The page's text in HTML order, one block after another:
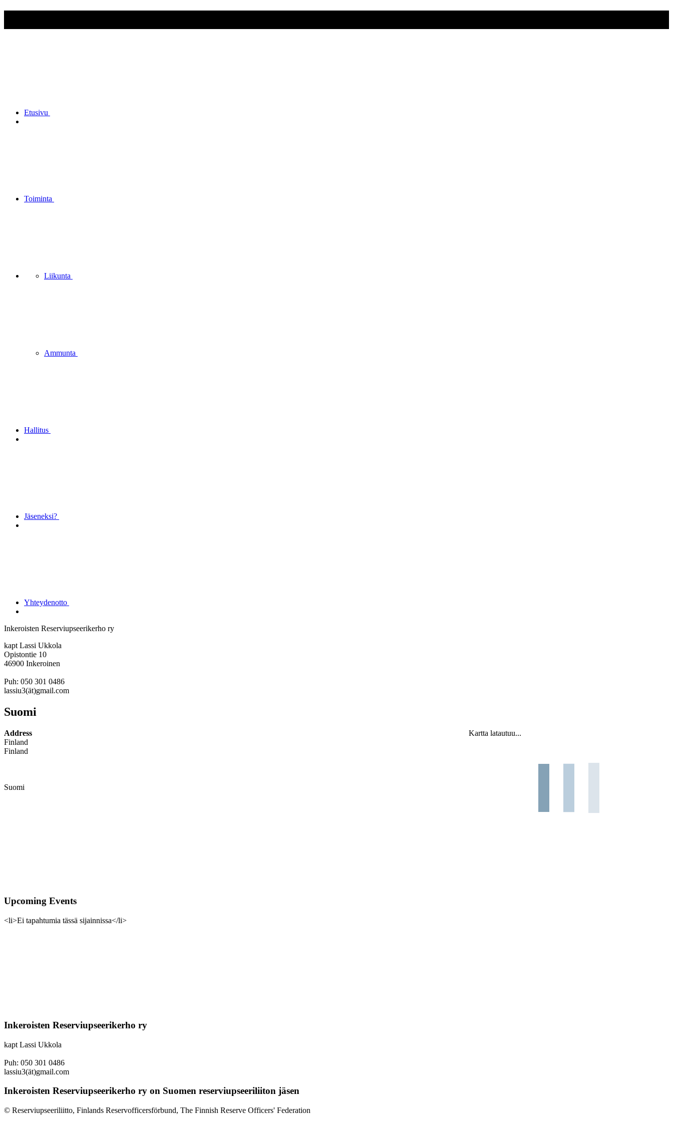
Etusivu
Toiminta
Liikunta
Ammunta
Hallitus
Jäseneksi?
Yhteydenotto
Inkeroisten Reserviupseerikerho ry
kapt Lassi Ukkola
Opistontie 10
46900 Inkeroinen
Puh: 050 301 0486
lassiu3(ät)gmail.com
Suomi
Kartta latautuu...
Address
Finland
Finland
Suomi
Upcoming Events
<li>Ei tapahtumia tässä sijainnissa</li>
Inkeroisten Reserviupseerikerho ry
kapt Lassi Ukkola
Puh: 050 301 0486
lassiu3(ät)gmail.com
Inkeroisten Reserviupseerikerho ry on Suomen reserviupseeriliiton jäsen
© Reserviupseeriliitto, Finlands Reservofficersförbund, The Finnish Reserve Officers' Federation